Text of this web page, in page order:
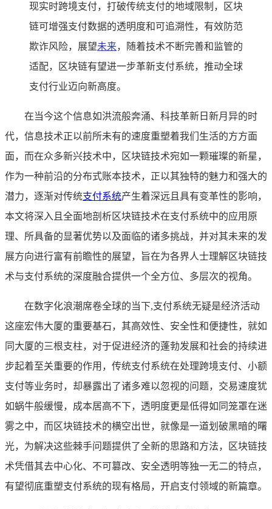
现实时跨境支付，打破传统支付的地域限制，区块
链可增强支付数据的透明度和可追溯性，有效防范
欺诈风险，展望未来，随着技术不断完善和监管的
适配，区块链有望进一步革新支付系统，推动全球
支付行业迈向新高度。
在当今这个信息如洪流般奔涌、科技革新日新月异的时
代，信息技术正以前所未有的速度重塑着我们生活的方方面
面，而在众多新兴技术中，区块链技术宛如一颗璀璨的新星，
作为一种前沿的分布式账本技术，正以其独特的魅力和强大的
潜力，逐渐对传统支付系统产生着深远且具有变革性的影响，
本文将深入且全面地剖析区块链技术在支付系统中的应用原
理、所具备的显著优势以及面临的诸多挑战，并对其未来的发
展方向进行富有前瞻性的展望，旨在为各界人士理解区块链技
术与支付系统的深度融合提供一个全方位、多层次的视角。
在数字化浪潮席卷全球的当下,支付系统无疑是经济活动
这座宏伟大厦的重要基石，其高效性、安全性和便捷性，就如
同大厦的三根支柱，对于促进经济的蓬勃发展和社会的持续进
步起着至关重要的作用，传统支付系统在处理跨境支付、小额
支付等业务时，却暴露出了诸多难以忽视的问题，交易速度犹
如蜗牛般缓慢，成本居高不下，透明度更是低得如同笼罩在迷
雾之中，而区块链技术的横空出世，就像是一道划破黑暗的曙
光，为解决这些棘手问题提供了全新的思路和方法，区块链技
术凭借其去中心化、不可篡改、安全透明等独一无二的特点，
有望彻底重塑支付系统的现有格局，开启支付领域的新篇章。